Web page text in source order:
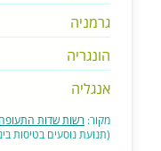
גרמניה
הונגריה
אנגליה
מקור: רשות שדות התעופה – דו"ח שנתי
(תנועת נוסעים בטיסות